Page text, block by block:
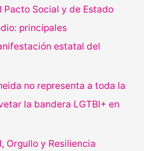
Pacto Social y de Estado
principales
estatal del
no representa a toda la
la bandera LGTBI+ en
Orgullo y Resiliencia